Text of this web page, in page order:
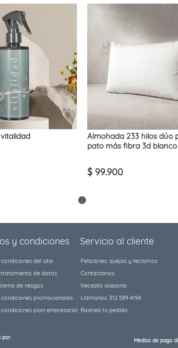
Almohada 233 hilos dúo
pato más fibra 3d blanco
$ 99.900
y condiciones
del sitio
de datos
de riesgos
condiciones promocionales
condiciones plan empresarial
Servicio al cliente
Peticiones, quejas y reclamos
Contáctanos
Necesito asesoría
Llámanos: 312 589 4194
Rastrea tu pedido
por: Medios de pago